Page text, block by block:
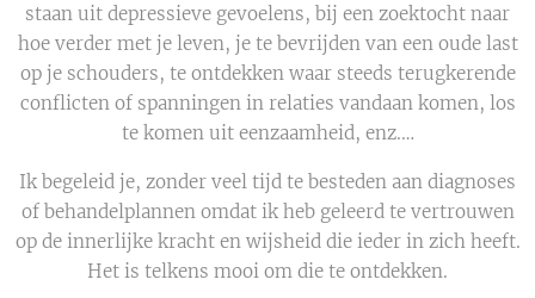
staan uit depressieve gevoelens, bij een zoektocht naar
hoe verder met je leven, je te bevrijden van een oude last
op je schouders, te ontdekken waar steeds terugkerende
conflicten of spanningen in relaties vandaan komen, los
te komen uit eenzaamheid, enz.…
Ik begeleid je, zonder veel tijd te besteden aan diagnoses
of behandelplannen omdat ik heb geleerd te vertrouwen
op de innerlijke kracht en wijsheid die ieder in zich heeft.
Het is telkens mooi om die te ontdekken.